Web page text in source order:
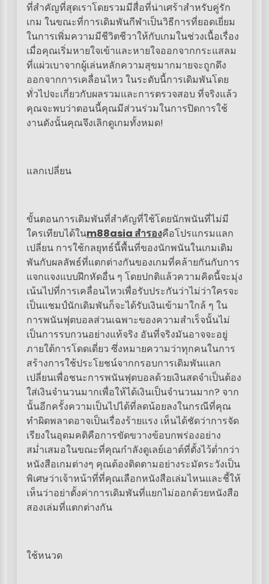
ที่สำคัญที่สุดเราโดยรวมมีสื่อที่น่าเศร้าสำหรับคู่รัก
เกม ในขณะที่การเดิมพันกีฬาเป็นวิธีการที่ยอดเยี่ยม
ในการเพิ่มความมีชีวิตชีวาให้กับเกมในช่วงเนื้อเรื่อง
เมื่อคุณเริ่มหายใจเข้าและหายใจออกจากกระแสลม
ที่แผ่วเบาจากผู้เล่นหลักความสุขมากมายจะถูกดึง
ออกจากการเคลื่อนไหว ในระดับนี้การเดิมพันโดย
ทั่วไปจะเกี่ยวกับผลรวมและการตรวจสอบ ที่จริงแล้ว
คุณจะพบว่าตอนนี้คุณมีส่วนร่วมในการปิดการใช้
งานดังนั้นคุณจึงเลิกดูเกมทั้งหมด!
แลกเปลี่ยน
ขั้นตอนการเดิมพันที่สำคัญที่ใช้โดยนักพนันที่ไม่มี
ใครเทียบได้ในm88asia สำรองคือโปรแกรมแลก
เปลี่ยน การใช้กลยุทธ์นี้พื้นที่ของนักพนันในเกมเดิม
พันกับผลลัพธ์ที่แตกต่างกันของเกมที่คล้ายกันกับการ
แจกแจงแบบฝึกหัดอื่น ๆ โดยปกติแล้วความคิดนี้จะมุ่ง
เน้นไปที่การเคลื่อนไหวเพื่อรับประกันว่าไม่ว่าใครจะ
เป็นแชมป์นักเดิมพันก็จะได้รับเงินเข้ามาใกล้ ๆ ใน
การพนันฟุตบอลส่วนเฉพาะของความสำเร็จนั้นไม่
เป็นการรบกวนอย่างแท้จริง อันที่จริงมันอาจจะอยู่
ภายใต้การโดดเดี่ยว ซึ่งหมายความว่าทุกคนในการ
สร้างการใช้ประโยชน์จากกรอบการเดิมพันแลก
เปลี่ยนเพื่อชนะการพนันฟุตบอลด้วยเงินสดจำเป็นต้อง
ใส่เงินจำนวนมากเพื่อให้ได้เงินเป็นจำนวนมาก? จาก
นั้นอีกครั้งความเป็นไปได้ที่ลดน้อยลงในกรณีที่คุณ
ทำผิดพลาดอาจเป็นเรื่องร้ายแรง เห็นได้ชัดว่าการจัด
เรียงในอุดมคติคือการขัดขวางข้อบกพร่องอย่าง
สม่ำเสมอในขณะที่คุณกำลังดูเลย์เอาต์ที่ตั้งไว้ต่ำกว่า
หนังสือเกมต่างๆ คุณต้องติดตามอย่างระมัดระวังเป็น
พิเศษว่าเจ้าหน้าที่ที่คุณเลือกหนังสือเล่มไหนและชี้ให้
เห็นว่าอย่าตั้งค่าการเดิมพันที่แยกไม่ออกด้วยหนังสือ
สองเล่มที่แตกต่างกัน
ใช้หนวด